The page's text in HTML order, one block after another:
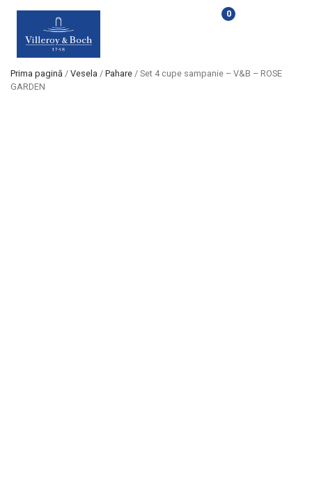
0
Prima pagină / Vesela / Pahare / Set 4 cupe sampanie – V&B – ROSE
GARDEN